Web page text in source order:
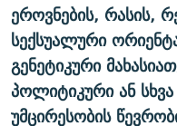
ეროვნების, რასის,
სექსუალური
გენეტიკური
პოლიტიკური ან
უმცირესობის